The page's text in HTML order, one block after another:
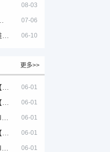
08-03
07-06
06-10
更多>>
2026年中级注册安全工程师【其他】【VIP基础同步班】 06-01
2026年中级注册安全工程师【建筑】【VIP基础同步班】 06-01
06-01
2026年中级注册安全工程师【管理】【VIP基础同步班】 06-01
06-01